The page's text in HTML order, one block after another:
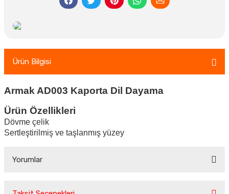
Ürün Bilgisi
Armak AD003 Kaporta Dil Dayama
Ürün Özellikleri
Dövme çelik
Sertleştirilmiş ve taşlanmış yüzey
Yorumlar